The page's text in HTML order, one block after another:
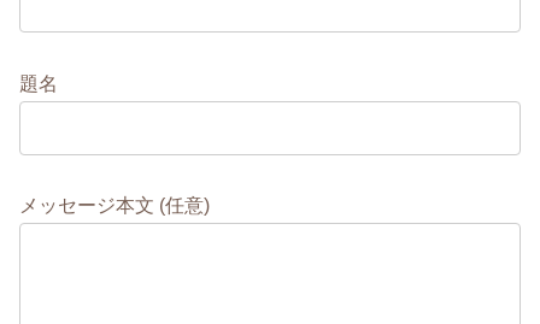
題名
メッセージ本文 (任意)